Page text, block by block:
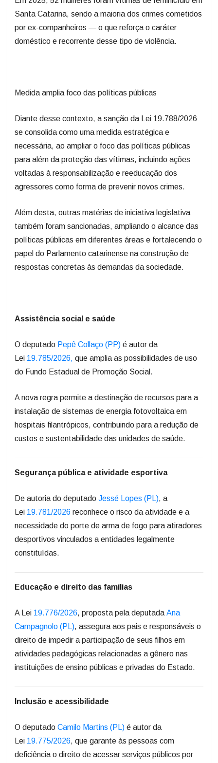
Santa Catarina, sendo a maioria dos crimes cometidos
por ex-companheiros — o que reforça o caráter
doméstico e recorrente desse tipo de violência.
Medida amplia foco das políticas públicas
Diante desse contexto, a sanção da Lei 19.788/2026
se consolida como uma medida estratégica e
necessária, ao ampliar o foco das políticas públicas
para além da proteção das vítimas, incluindo ações
voltadas à responsabilização e reeducação dos
agressores como forma de prevenir novos crimes.
Além desta, outras matérias de iniciativa legislativa
também foram sancionadas, ampliando o alcance das
políticas públicas em diferentes áreas e fortalecendo o
papel do Parlamento catarinense na construção de
respostas concretas às demandas da sociedade.
Assistência social e saúde
O deputado Pepê Collaço (PP) é autor da
Lei 19.785/2026, que amplia as possibilidades de uso
do Fundo Estadual de Promoção Social.
A nova regra permite a destinação de recursos para a
instalação de sistemas de energia fotovoltaica em
hospitais filantrópicos, contribuindo para a redução de
custos e sustentabilidade das unidades de saúde.
Segurança pública e atividade esportiva
De autoria do deputado Jessé Lopes (PL) , a
Lei 19.781/2026 reconhece o risco da atividade e a
necessidade do porte de arma de fogo para atiradores
desportivos vinculados a entidades legalmente
constituídas.
Educação e direito das famílias
A Lei 19.776/2026 , proposta pela deputada Ana
Campagnolo (PL) , assegura aos pais e responsáveis o
direito de impedir a participação de seus filhos em
atividades pedagógicas relacionadas a gênero nas
instituições de ensino públicas e privadas do Estado.
Inclusão e acessibilidade
O deputado Camilo Martins (PL) é autor da
Lei 19.775/2026 , que garante às pessoas com
deficiência o direito de acessar serviços públicos por